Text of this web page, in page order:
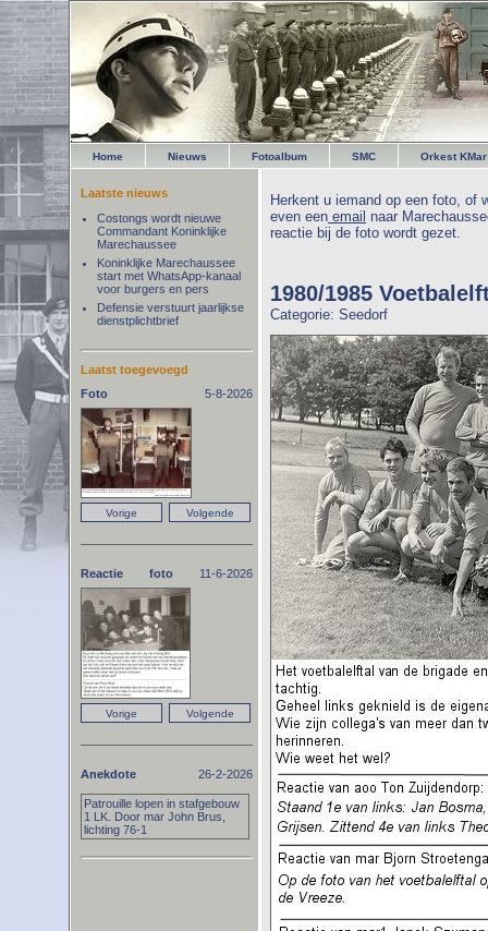
Home Nieuws Fotoalbum SMC Orkest KMar
Herkent u iemand op een foto, of
even een email naar
reactie bij de foto wordt gezet.
1980/1985
Categorie: Seedorf
Laatste nieuws
Costongs wordt nieuwe
Commandant Koninklijke
Marechaussee
Koninklijke Marechaussee
start met WhatsApp-kanaal
voor burgers en pers
Defensie verstuurt jaarlijkse
dienstplichtbrief
Laatst toegevoegd
Foto
5-8-2026
Reactie foto 11-6-2026
Anekdote 26-2-2026
Patrouille lopen in stafgebouw
1 LK. Door mar John Brus,
lichting 76-1